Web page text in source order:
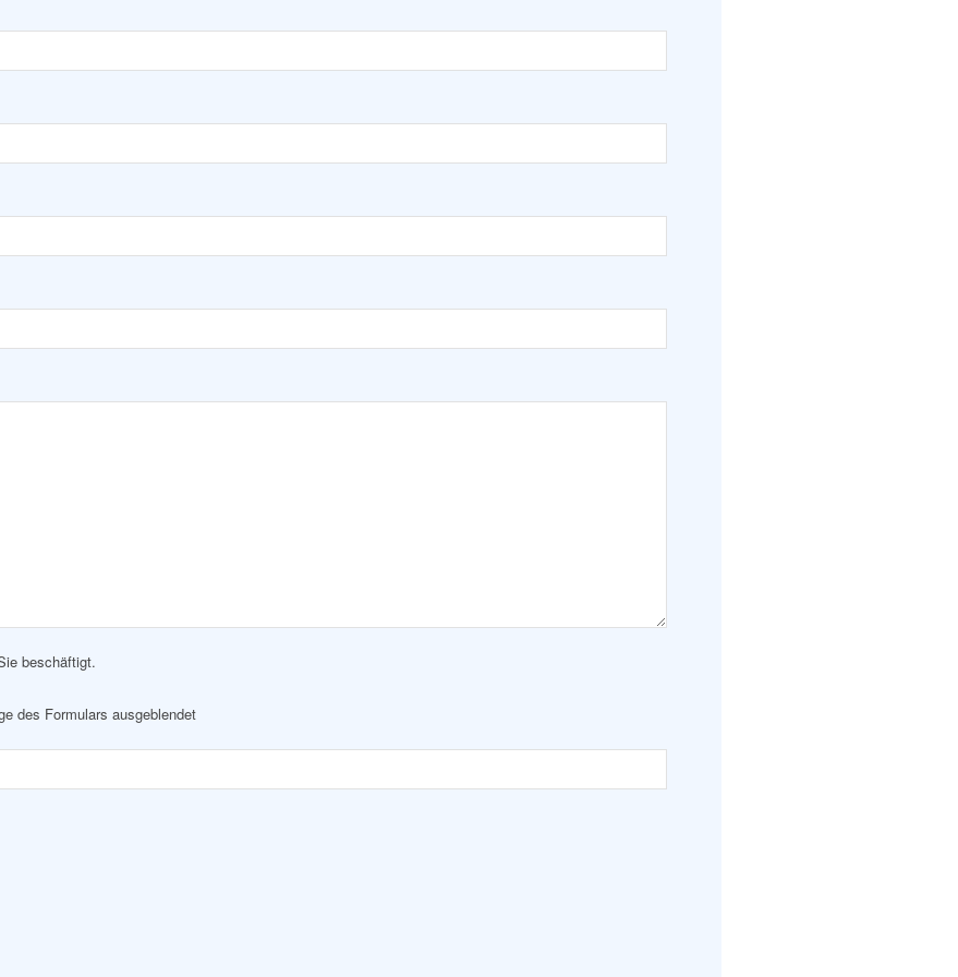
beschäftigt.
des Formulars ausgeblendet